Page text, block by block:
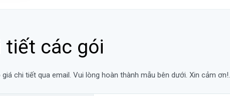
tiết các gói
chi tiết qua email. Vui lòng hoàn thành mẫu bên dưới. Xin cảm ơn!.